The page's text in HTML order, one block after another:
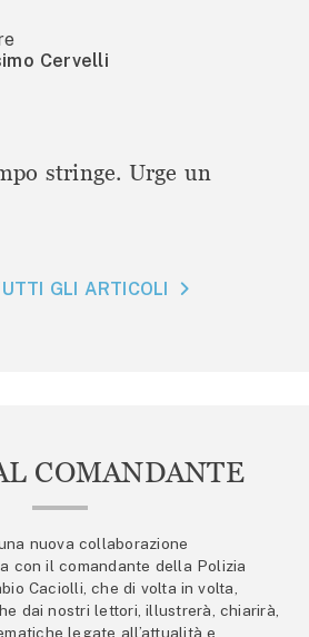
Cervelli
stringe. Urge un
GLI ARTICOLI
COMANDANTE
nuova collaborazione
con il comandante della Polizia
Caciolli, che di volta in volta,
dai nostri lettori, illustrerà, chiarirà,
legate all’attualità e